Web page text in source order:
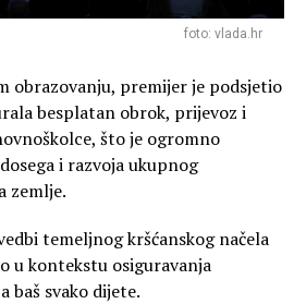
foto: vlada.hr
obrazovanju, premijer je podsjetio
besplatan obrok, prijevoz i
što je ogromno
i razvoja ukupnog
zemlje.
temeljnog kršćanskog načela
u kontekstu osiguravanja
baš svako dijete.